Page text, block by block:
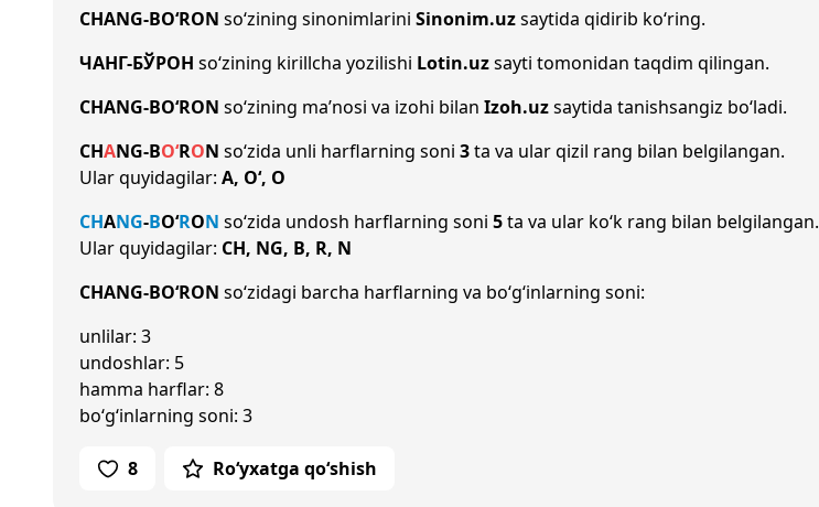
CHANG-BO‘RON so‘zining sinonimlarini Sinonim.uzsaytida qidirib ko‘ring.
ЧАНГ-БЎРОН so‘zining kirillcha yozilishi Lotin.uzsayti tomonidan taqdim qilingan.
CHANG-BO‘RON so‘zining ma’nosi va izohi bilan Izoh.uzsaytida tanishsangiz bo‘ladi.
CHANG-BO‘RON so‘zida unli harflarning soni 3ta va ular qizil rang bilan belgilangan.
Ular quyidagilar: A, O‘, O
CHANG-BO‘RON so‘zida undosh harflarning soni 5ta va ular ko‘k rang bilan belgilangan.
Ular quyidagilar: CH, NG, B, R, N
CHANG-BO‘RON so‘zidagi barcha harflarning va bo‘g‘inlarning soni:
unlilar: 3
undoshlar: 5
hamma harflar: 8
bo‘g‘inlarning soni: 3
8 Ro‘yxatga qo‘shish